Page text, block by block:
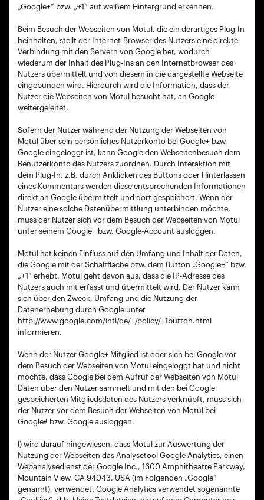
„Google+“ bzw. „+1“ auf weißem Hintergrund erkennen.
Beim Besuch der Webseiten von Motul, die ein derartiges Plug-In
beinhalten, stellt der Internet-Browser des Nutzers eine direkte
Verbindung mit den Servern von Google her, wodurch
wiederum der Inhalt des Plug-Ins an den Internetbrowser des
Nutzers übermittelt und von diesem in die dargestellte Webseite
eingebunden wird. Hierdurch wird die Information, dass der
Nutzer die Webseiten von Motul besucht hat, an Google
weitergeleitet.
Sofern der Nutzer während der Nutzung der Webseiten von
Motul über sein persönliches Nutzerkonto bei Google+ bzw.
Google eingeloggt ist, kann Google den Webseitenbesuch dem
Benutzerkonto des Nutzers zuordnen. Durch Interaktion mit
dem Plug-In, z.B. durch Anklicken des Buttons oder Hinterlassen
eines Kommentars werden diese entsprechenden Informationen
direkt an Google übermittelt und dort gespeichert. Wenn der
Nutzer eine solche Datenübermittlung unterbinden möchte,
muss der Nutzer sich vor dem Besuch der Webseiten von Motul
unter seinem Google+ bzw. Google-Account ausloggen.
Motul hat keinen Einfluss auf den Umfang und Inhalt der Daten,
die Google mit der Schaltfläche bzw. dem Button „Google+“ bzw.
„+1“ erhebt. Motul geht davon aus, dass die IP-Adresse des
Nutzers auch mit erfasst und übermittelt wird. Der Nutzer kann
sich über den Zweck, Umfang und die Nutzung der
Datenerhebung durch Google unter
http://www.google.com/intl/de/+/policy/+1button.html
informieren.
Wenn der Nutzer Google+ Mitglied ist oder sich bei Google vor
dem Besuch der Webseiten von Motul eingeloggt hat und nicht
möchte, dass Google bei dem Aufruf der Webseiten von Motul
Daten über den Nutzer sammelt und mit den bei Google
gespeicherten Mitgliedsdaten des Nutzers verknüpft, muss sich
der Nutzer vor dem Besuch der Webseiten von Motul bei
Google# bzw. Google ausloggen.
l) wird darauf hingewiesen, dass Motul zur Auswertung der
Nutzung der Webseiten das Analysetool Google Analytics, einen
Webanalysedienst der Google Inc., 1600 Amphitheatre Parkway,
Mountain View, CA 94043, USA (im Folgenden „Google“
genannt), verwendet. Google Analytics verwendet sogenannte